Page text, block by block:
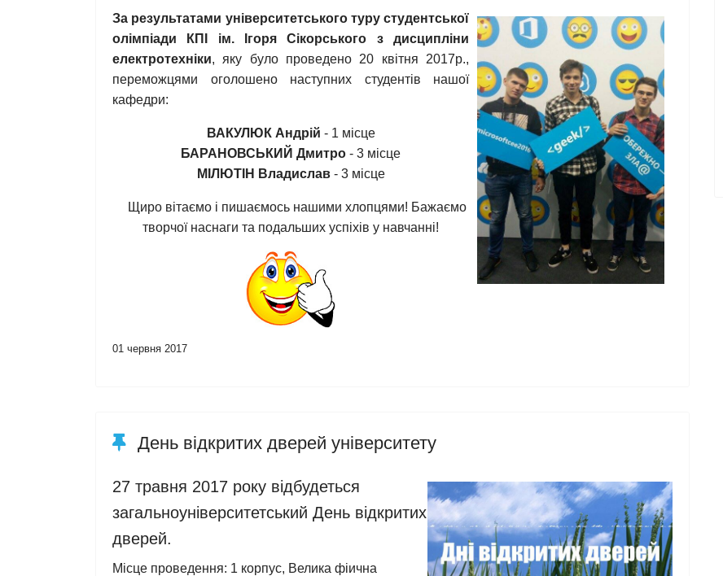
За результатами університетського туру студентської
олімпіади КПІ ім. Ігоря Сікорського з дисципліни
електротехніки, яку було проведено 20 квітня 2017р.,
переможцями оголошено наступних студентів нашої
кафедри:
ВАКУЛЮК Андрій - 1 місце
БАРАНОВСЬКИЙ Дмитро - 3 місце
МІЛЮТІН Владислав- 3 місце
Щиро вітаємо і пишаємось нашими хлопцями! Бажаємо
творчої наснаги та подальших успіхів у навчанні!
01 червня 2017
День відкритих дверей університету
27 травня 2017 року відбудеться
загальноуніверситетський День відкритих
дверей.
Місце проведення: 1 корпус, Велика фіична